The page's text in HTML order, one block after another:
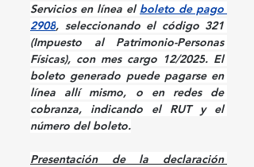
Servicios en línea el boleto de pago
2908, seleccionando el código 321
(Impuesto al Patrimonio-Personas
Físicas), con mes cargo 12/2025. El
boleto generado puede pagarse en
línea allí mismo, o en redes de
cobranza, indicando el RUT y el
número del boleto.
Presentación de la declaración